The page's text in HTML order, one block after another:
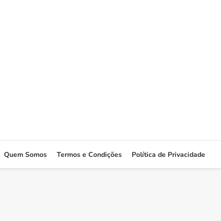
Quem Somos Termos e Condições Política de Privacidade